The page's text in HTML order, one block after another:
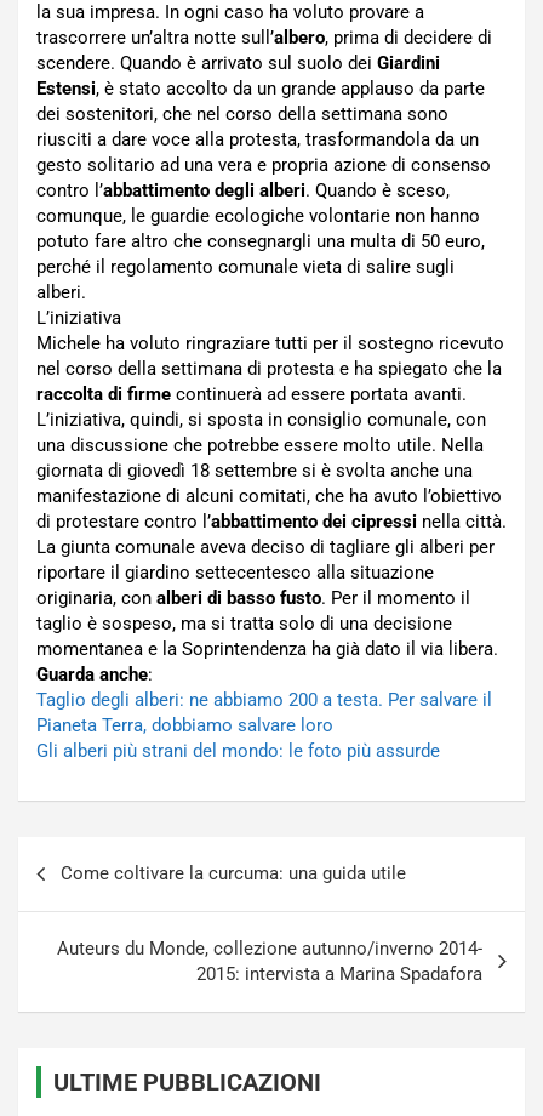
la sua impresa. In ogni caso ha voluto provare a
trascorrere un’altra notte sull’albero, prima di decidere di
scendere. Quando è arrivato sul suolo dei Giardini
Estensi, è stato accolto da un grande applauso da parte
dei sostenitori, che nel corso della settimana sono
riusciti a dare voce alla protesta, trasformandola da un
gesto solitario ad una vera e propria azione di consenso
contro l’abbattimento degli alberi. Quando è sceso,
comunque, le guardie ecologiche volontarie non hanno
potuto fare altro che consegnargli una multa di 50 euro,
perché il regolamento comunale vieta di salire sugli
alberi.
L’iniziativa
Michele ha voluto ringraziare tutti per il sostegno ricevuto
nel corso della settimana di protesta e ha spiegato che la
raccolta di firme continuerà ad essere portata avanti.
L’iniziativa, quindi, si sposta in consiglio comunale, con
una discussione che potrebbe essere molto utile. Nella
giornata di giovedì 18 settembre si è svolta anche una
manifestazione di alcuni comitati, che ha avuto l’obiettivo
di protestare contro l’abbattimento dei cipressi nella città.
La giunta comunale aveva deciso di tagliare gli alberi per
riportare il giardino settecentesco alla situazione
originaria, con alberi di basso fusto. Per il momento il
taglio è sospeso, ma si tratta solo di una decisione
momentanea e la Soprintendenza ha già dato il via libera.
Guarda anche:
Taglio degli alberi: ne abbiamo 200 a testa. Per salvare il
Pianeta Terra, dobbiamo salvare loro
Gli alberi più strani del mondo: le foto più assurde
Come coltivare la curcuma: una guida utile
Auteurs du Monde, collezione autunno/inverno 2014-
2015: intervista a Marina Spadafora
ULTIME PUBBLICAZIONI